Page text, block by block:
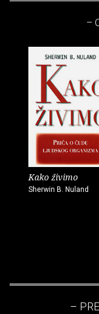
–
Kako živimo
Sherwin B. Nuland
–